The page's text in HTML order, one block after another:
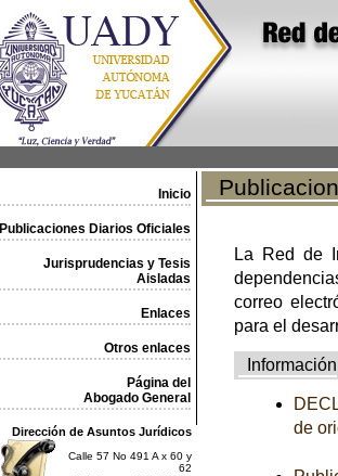
Inicio
Publicaciones Diarios Oficiales
Jurisprudencias y Tesis
Aisladas
Enlaces
Otros enlaces
Página del
Abogado General
Dirección de Asuntos Jurídicos
Calle 57 No 491 A x 60 y
62
La Red de
correo
para el
Información
de